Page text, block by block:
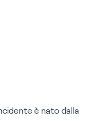
è nato dalla